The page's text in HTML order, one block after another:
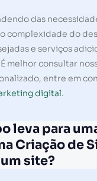
das
complexidade do
e serviços
melhor consultar
entre em
digital.
leva para
Criação de
site?